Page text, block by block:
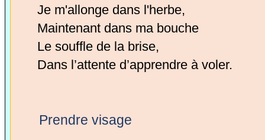
Je m'allonge dans l'herbe,
Maintenant dans ma bouche
Le souffle de la brise,
Dans l’attente d’apprendre à voler.
Prendre visage